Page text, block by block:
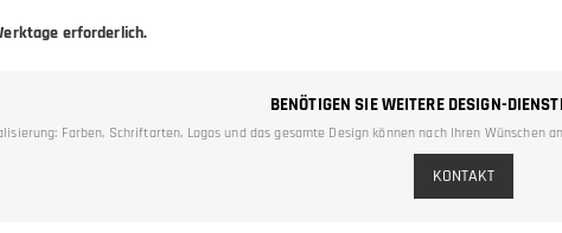
erforderlich.
BENÖTIGEN SIE WEITERE DESIGN-
Farben, Schriftarten, Logos und das gesamte Design können nach Ihren Wünschen
KONTAKT